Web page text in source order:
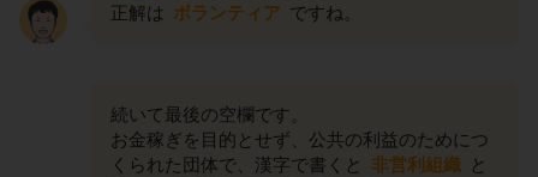
正解は ボランティア ですね。
続いて最後の空欄です。
お金稼ぎを目的とせず、公共の利益のためにつ
くられた団体で、漢字で書くと
非営利組織 と